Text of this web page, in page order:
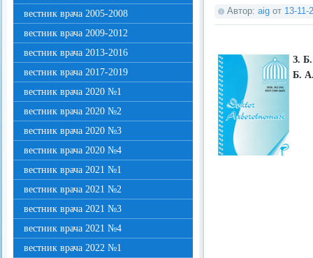
Автор: aig от 13-11-
З.
Б.
вестник врача 2005-2008
вестник врача 2009-2012
вестник врача 2013-2016
вестник врача 2017-2019
вестник врача 2020 №1
вестник врача 2020 №2
вестник врача 2020 №3
вестник врача 2020 №4
вестник врача 2021 №1
вестник врача 2021 №2
вестник врача 2021 №3
вестник врача 2021 №4
вестник врача 2022 №1